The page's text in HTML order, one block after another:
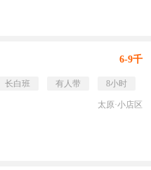
6-9千
长白班 有人带 8小时
太原·小店区